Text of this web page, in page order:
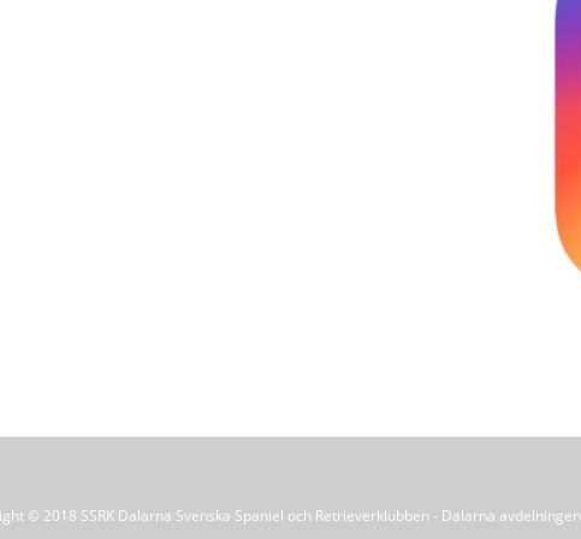
© 2018 SSRK Dalarna Svenska Spaniel och Retrieverklubben - Dalarna avdelningen